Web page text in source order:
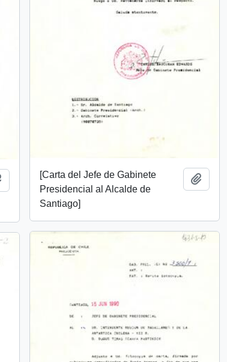
Añadir al portapapeles
[Carta del Jefe de Gabinete
Presidencial al Alcalde de
Santiago]